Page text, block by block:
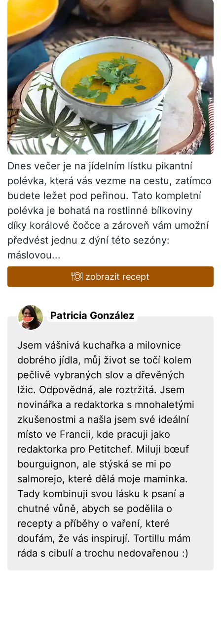
Dnes večer je na jídelním lístku pikantní
polévka, která vás vezme na cestu, zatímco
budete ležet pod peřinou. Tato kompletní
polévka je bohatá na rostlinné bílkoviny
díky korálové čočce a zároveň vám umožní
předvést jednu z dýní této sezóny:
máslovou...
zobrazit recept
Patricia González
Jsem vášnivá kuchařka a milovnice
dobrého jídla, můj život se točí kolem
pečlivě vybraných slov a dřevěných
lžic. Odpovědná, ale roztržitá. Jsem
novinářka a redaktorka s mnohaletými
zkušenostmi a našla jsem své ideální
místo ve Francii, kde pracuji jako
redaktorka pro Petitchef. Miluji bœuf
bourguignon, ale stýská se mi po
salmorejo, které dělá moje maminka.
Tady kombinuji svou lásku k psaní a
chutné vůně, abych se podělila o
recepty a příběhy o vaření, které
doufám, že vás inspirují. Tortillu mám
ráda s cibulí a trochu nedovařenou :)